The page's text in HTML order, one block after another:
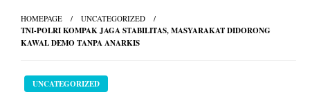
HOMEPAGE UNCATEGORIZED
TNI-POLRI KOMPAK JAGA STABILITAS, MASYARAKAT DIDORONG
KAWAL DEMO TANPA ANARKIS
UNCATEGORIZED